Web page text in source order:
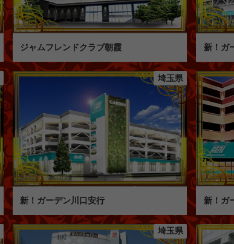
ジャムフレンドクラブ朝霞 新！ガ
埼玉県
新！ガーデン川口安行 新！ガ
埼玉県